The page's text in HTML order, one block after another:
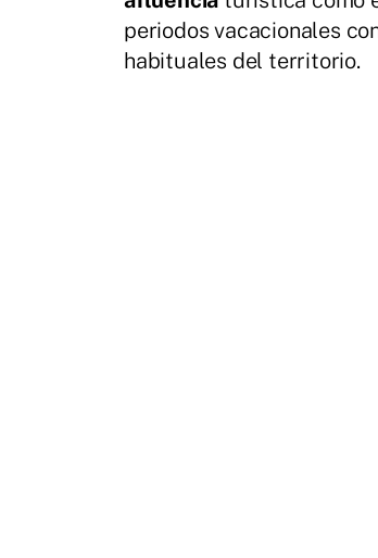
periodos vacacionales
habituales del territorio.